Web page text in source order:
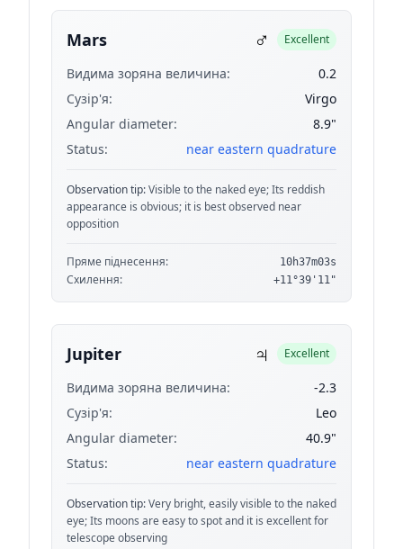
Mars ♂ Excellent
Видима зоряна величина:
0.2
Сузір'я:
Virgo
Angular diameter:
8.9"
Status:
near eastern quadrature
Observation tip:Visible to the naked eye; Its reddish
appearance is obvious; it is best observed near
opposition
Пряме піднесення: 10h37m03s
Схилення: +11°39'11"
Jupiter ♃ Excellent
Видима зоряна величина:
-2.3
Сузір'я:
Leo
Angular diameter:
40.9"
Status:
near eastern quadrature
Observation tip:Very bright, easily visible to the naked
eye; Its moons are easy to spot and it is excellent for
telescope observing